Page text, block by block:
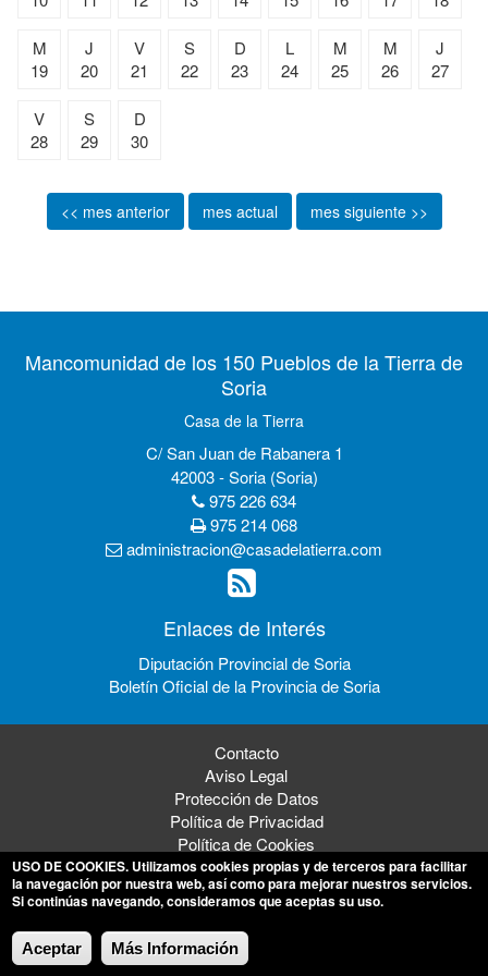
M
19
J
20
V
21
S
22
D
23
L
24
M
25
M
26
J
27
V
28
S
29
D
30
<< mes anterior mes actual mes siguiente >>
Mancomunidad de los 150 Pueblos de la Tierra de
Soria
Casa de la Tierra
C/ San Juan de Rabanera 1
42003 - Soria (Soria)
975 226 634
975 214 068
administracion@casadelatierra.com
Enlaces de Interés
Diputación Provincial de Soria
Boletín Oficial de la Provincia de Soria
Contacto
Aviso Legal
Protección de Datos
Política de Privacidad
Política de Cookies
© 2026 Mancomunidad de los 150 Pueblos de la Tierra de Soria
USO DE COOKIES. Utilizamos cookies propias y de terceros para facilitar
la navegación por nuestra web, así como para mejorar nuestros servicios.
Si continúas navegando, consideramos que aceptas su uso.
Aceptar Más Información